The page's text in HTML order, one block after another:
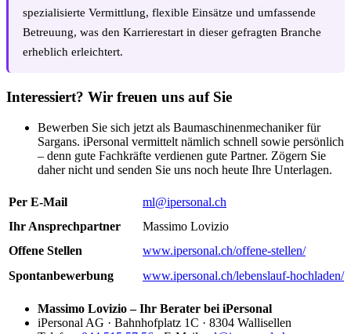
spezialisierte Vermittlung, flexible Einsätze und umfassende
Betreuung, was den Karrierestart in dieser gefragten Branche
erheblich erleichtert.
Interessiert? Wir freuen uns auf Sie
Bewerben Sie sich jetzt als Baumaschinenmechaniker für
Sargans. iPersonal vermittelt nämlich schnell sowie persönlich
– denn gute Fachkräfte verdienen gute Partner. Zögern Sie
daher nicht und senden Sie uns noch heute Ihre Unterlagen.
Per E-Mail
ml@ipersonal.ch
Ihr Ansprechpartner
Massimo Lovizio
Offene Stellen
www.ipersonal.ch/offene-stellen/
Spontanbewerbung
www.ipersonal.ch/lebenslauf-hochladen/
Massimo Lovizio – Ihr Berater bei iPersonal
iPersonal AG · Bahnhofplatz 1C · 8304 Wallisellen